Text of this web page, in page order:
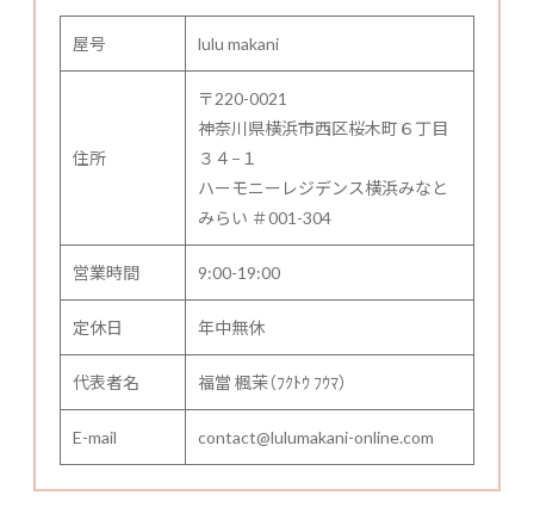
屋号 lulu makani
住所
〒220-0021
神奈川県横浜市西区桜木町６丁目
３４−１
ハーモニーレジデンス横浜みなと
みらい ＃001-304
営業時間 9:00-19:00
定休日 年中無休
代表者名 福當 楓茉（ﾌｸﾄｳ ﾌｳﾏ）
E-mail contact@lulumakani-online.com